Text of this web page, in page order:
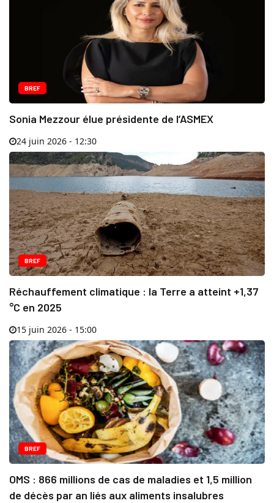
BREF
Sonia Mezzour élue présidente de l’ASMEX
24 juin 2026 - 12:30
BREF
Réchauffement climatique : la Terre a atteint +1,37
°C en 2025
15 juin 2026 - 15:00
BREF
OMS : 866 millions de cas de maladies et 1,5 million
de décès par an liés aux aliments insalubres